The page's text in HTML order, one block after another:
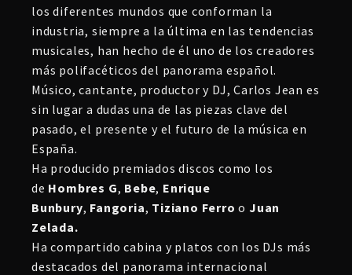
los diferentes mundos que conforman la
industria, siempre a la última en las tendencias
musicales, han hecho de él uno de los creadores
más polifacéticos del panorama español.
Músico, cantante, productor y DJ, Carlos Jean es
sin lugar a dudas una de las piezas clave del
pasado, el presente y el futuro de la música en
España.
Ha producido premiados discos como los
de Hombres G, Bebe, Enrique
Bunbury, Fangoria, Tiziano Ferro oJuan
Zelada.
Ha compartido cabina y platos con los DJs más
destacados del panorama internacional